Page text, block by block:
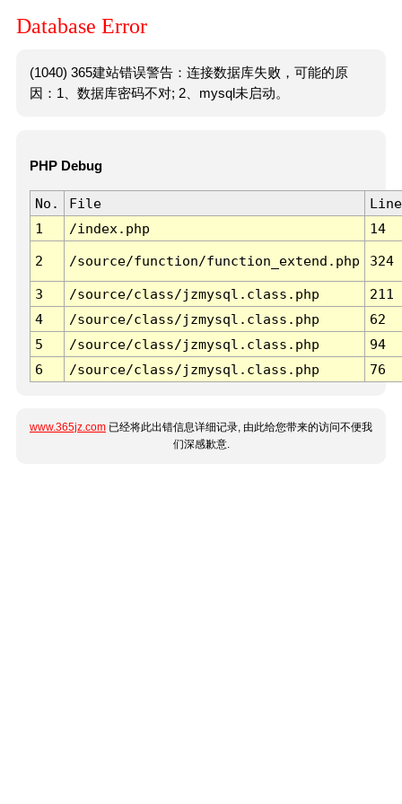
Database Error
(1040) 365建站错误警告：连接数据库失败，可能的原
因：1、数据库密码不对; 2、mysql未启动。
PHP Debug
No. File
Line
1
/index.php 14
2 /source/function/function_extend.php 324
3 /source/class/jzmysql.class.php
211
4
/source/class/jzmysql.class.php
62
5
/source/class/jzmysql.class.php
94
6
/source/class/jzmysql.class.php 76
www.365jz.com 已经将此出错信息详细记录, 由此给您带来的访问不便我
们深感歉意.